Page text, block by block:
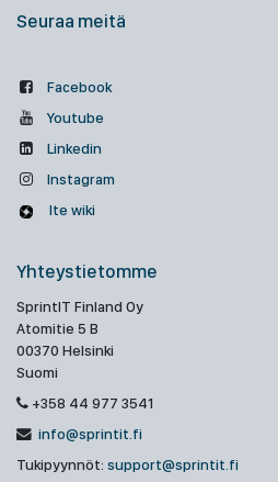
Seuraa meitä
Facebook
Youtube
Linkedin
Instagram
Ite wiki
Yhteystietomme
SprintIT Finland Oy
Atomitie 5 B
00370 Helsinki
Suomi
+358 44 977 3541
info@sprintit.fi
Tukipyynnöt: support@sprintit.fi